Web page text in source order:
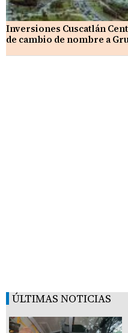
Inversiones Cuscatlán
de cambio de nombre a
ÚLTIMAS NOTICIAS